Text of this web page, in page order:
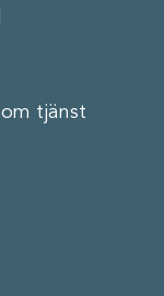
tjänst